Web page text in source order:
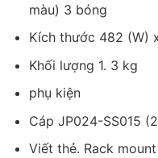
màu) 3 bóng
Kích thước 482 (W)
Khối lượng 1. 3 kg
phụ kiện
Cáp JP024-SS015
Viết thẻ. Rack